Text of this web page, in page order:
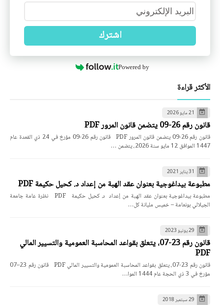
اشترك
Powered by
الأكثر قراءة
21 مايو 2026
قانون رقم 26-09 يتضمن قانون المرور PDF
قانون رقم 26-09 يتضمن قانون المرور PDF قانون رقم 26-09 مؤرخ في 24 ذي القعدة عام
1447 الموافق 12 مايو سنة 2026، يتضمن …
31 يناير 2021
مطبوعة بيداغوجية بعنوان عقد الهبة من إعداد د. كحيل حكيمة PDF
مطبوعة بيداغوجية بعنوان عقد الهبة من إعداد د. كحيل حكيمة PDF نظرة عامة جامعة
الجيلالي بونعامة – خميس مليانة كل…
29 يونيو 2023
قانون رقم 23-07، يتعلق بقواعد المحاسبة العمومية والتسيير المالي
PDF
قانون رقم 23-07، يتعلق بقواعد المحاسبة العمومية والتسيير المالي PDF قانون رقم 23–07
مؤرخ في 3 ذي الحجة عام 1444 الموا…
29 سبتمبر 2018